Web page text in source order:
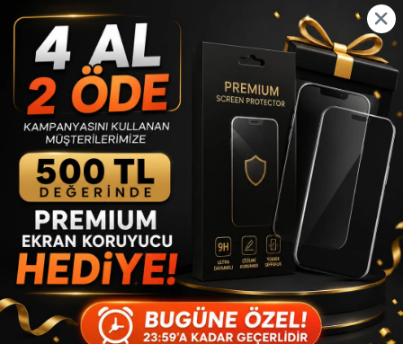
Ücretsiz Kargo
En Uygun Fiyat Garantisi
Ürün Açıklaması
Ürün Açıklaması
Retro Orange Change Magsafe Kılıf
ile Yeni iPhone 17
Serisi estetiğine kavuşturun
Sadece estetik değil; koruma
ve dayanıklılık açısından da beklentilerin ötesine geçen bu
kılıf, telefonunuza premium bir dokunuş kazandırır.
Telefonunuza takıldığı anda
iPhone 17 Serisi
hissi veren
tasarımı sayesinde stilinizi yansıtırken, güçlü yapısıyla
günlük kullanımda maksimum güven sağlar.
Eski iPhone’unuza modern bir dokunuş katmak ve onu yepyeni
bir
iPhone 17 Serisimodeli gibi göstermek istiyorsanız, bu ürün
tam size göre.